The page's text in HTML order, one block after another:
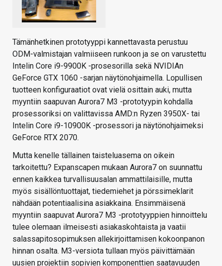
Tämänhetkinen prototyyppi kannettavasta perustuu
ODM-valmistajan valmiiseen runkoon ja se on varustettu
Intelin Core i9-9900K -prosesorilla sekä NVIDIAn
GeForce GTX 1060 -sarjan näytönohjaimella. Lopullisen
tuotteen konfiguraatiot ovat vielä osittain auki, mutta
myyntiin saapuvan Aurora7 M3 -prototyypin kohdalla
prosessoriksi on valittavissa AMD:n Ryzen 3950X- tai
Intelin Core i9-10900K -prosessori ja näytönohjaimeksi
GeForce RTX 2070.
Mutta kenelle tällainen taisteluasema on oikein
tarkoitettu? Expanscapen mukaan Aurora7 on suunnattu
ennen kaikkea turvallisuusalan ammattilaisille, mutta
myös sisällöntuottajat, tiedemiehet ja pörssimeklarit
nähdään potentiaalisina asiakkaina. Ensimmäisenä
myyntiin saapuvat Aurora7 M3 -prototyyppien hinnoittelu
tulee olemaan ilmeisesti asiakaskohtaista ja vaatii
salassapitosopimuksen allekirjoittamisen kokoonpanon
hinnan osalta. M3-versiota tullaan myös päivittämään
uusien projektiin sopivien komponenttien saatavuuden